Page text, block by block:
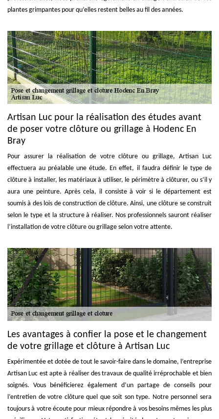
plantes grimpantes pour qu’elles restent belles au fil des années.
Artisan Luc pour la réalisation des études avant
de poser votre clôture ou grillage à Hodenc En
Bray
Pour assurer la réalisation de votre clôture ou grillage, Artisan Luc
effectuera au préalable une étude. En effet, il faudra définir le type de
clôture à installer, les matériaux à utiliser, le périmètre à clôturer, ou s’il y
aura une peinture. Après cela, il consiste à voir si le département est
soumis à des lois de construction de clôture. Ainsi, une clôture se construit
selon le type et la structure à réaliser. Nos professionnels sauront réaliser
l’installation de votre clôture ou grillage selon votre attente.
Les avantages à confier la pose et le changement
de votre grillage et clôture à Artisan Luc
Expérimentée et dotée de tout le savoir-faire dans le domaine, l’entreprise
Artisan Luc est apte à réaliser des travaux de qualité irréprochable et bien
soignés. Vous bénéficierez également d’un partage de conseils pour
l’entretien de votre clôture quel que soit son type. Notre personnel sera
toujours à votre écoute pour mieux répondre à vos besoins mêmes les plus